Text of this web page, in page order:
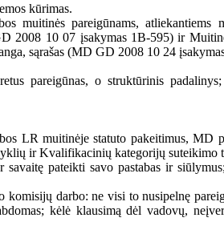
kūrimas.
muitinės pareigūnams,
10 07 įsakymas 1B-595) ir
sąrašas (MD GD 2008 10 24
pareigūnas, o struktūrinis
LR muitinėje statuto pakeitimus, MD
ir Kvalifikacinių kategorijų suteikimo
pateikti savo pastabas ir
darbo: ne visi to nusipelnę
kėlė klausimą dėl vadovų,